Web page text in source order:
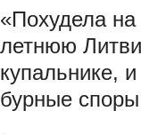
«Похудела
летнюю
купальнике,
бурные споры